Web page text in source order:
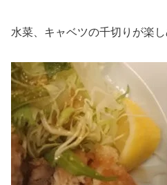
水菜、キャベツの千切りが楽し